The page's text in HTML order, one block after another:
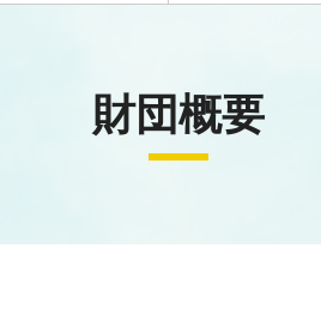
財団概要